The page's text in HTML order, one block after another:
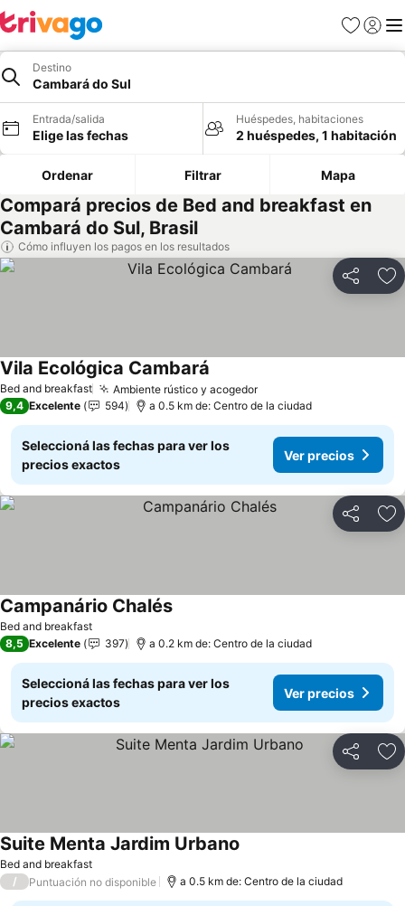
Favoritos
Iniciar
Destino
Cambará do Sul
Entrada/salida
Elige las fechas
Huéspedes, habitaciones
2 huéspedes, 1 habitación
Ordenar Filtrar Mapa
Compará precios de Bed and breakfast en
Cambará do Sul, Brasil
Cómo influyen los pagos en los resultados
Compartir
Bed and breakfast Ambiente rústico y acogedor
Vila Ecológica Cambará
9,4 Excelente 594 a 0.5 km de: Centro de la ciudad
Seleccioná las fechas para ver los
precios exactos
Ver precios
Compartir
Bed and breakfast
Campanário Chalés
8,5 Excelente 397 a 0.2 km de: Centro de la ciudad
Seleccioná las fechas para ver los
precios exactos
Ver precios
Compartir
Bed and breakfast
Suite Menta Jardim Urbano
/ Puntuación no disponible a 0.5 km de: Centro de la ciudad